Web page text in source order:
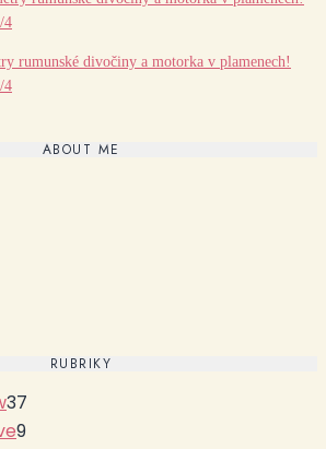
4
rumunské divočiny a motorka v plamenech!
4
ABOUT ME
RUBRIKY
37
9